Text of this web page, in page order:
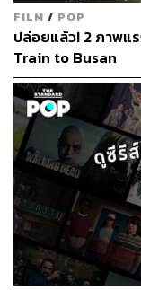
FILM / POP
ปล่อยแล้ว! 2 ภาพแ
Train to Busan